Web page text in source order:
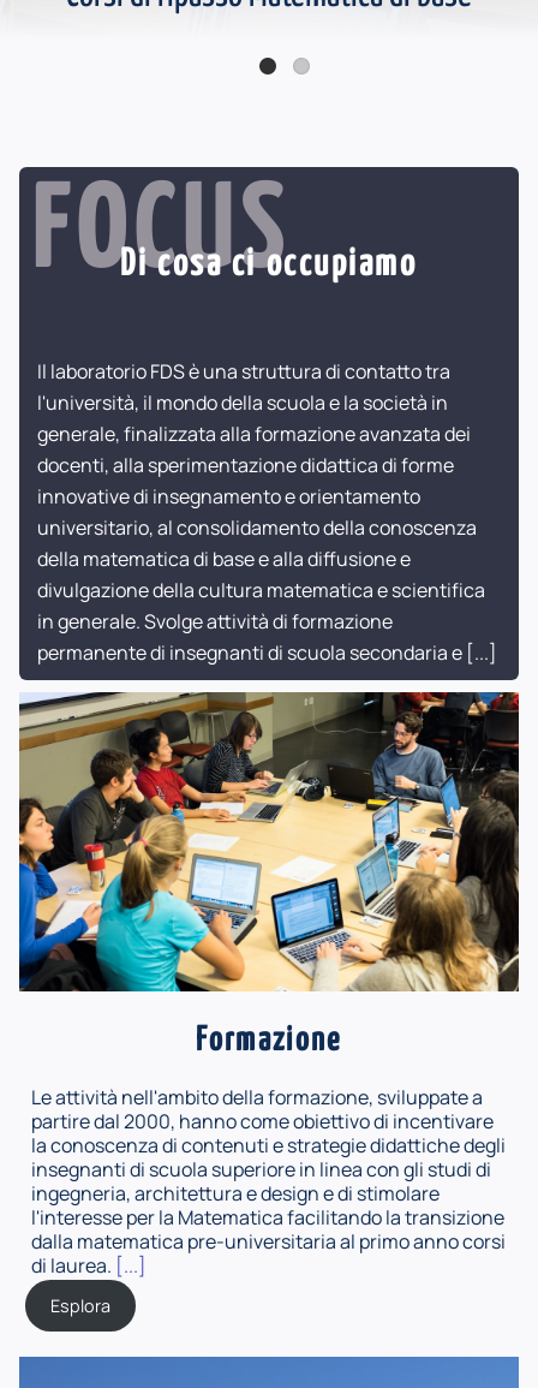
Online la seconda serie Podcast FDS - Katherine Johnson
FOCUS
Di cosa ci occupiamo
Il laboratorio FDS è una struttura di contatto tra
l'università, il mondo della scuola e la società in
generale, finalizzata alla formazione avanzata dei
docenti, alla sperimentazione didattica di forme
innovative di insegnamento e orientamento
universitario, al consolidamento della conoscenza
della matematica di base e alla diffusione e
divulgazione della cultura matematica e scientifica
in generale. Svolge attività di formazione
permanente di insegnanti di scuola secondaria e [...]
Formazione
Le attività nell'ambito della formazione, sviluppate a
partire dal 2000, hanno come obiettivo di incentivare
la conoscenza di contenuti e strategie didattiche degli
insegnanti di scuola superiore in linea con gli studi di
ingegneria, architettura e design e di stimolare
l'interesse per la Matematica facilitando la transizione
dalla matematica pre-universitaria al primo anno corsi
di laurea. [...]
Esplora